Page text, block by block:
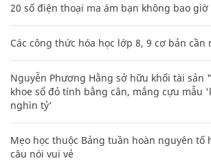
20 số điện thoại ma ám bạn không bao
Các công thức hóa học lớp 8, 9 cơ bản cần
Nguyễn Phương Hằng sở hữu khối tài sản
khoe sổ đỏ tính bằng cân, mắng cựu mẫu
nghìn tỷ'
Mẹo học thuộc Bảng tuần hoàn nguyên tố
câu nói vui vẻ